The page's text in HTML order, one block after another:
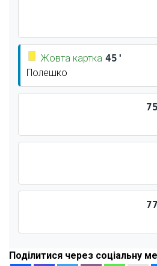
Жовта картка 45'
Полешко
Поділитися через соціальну